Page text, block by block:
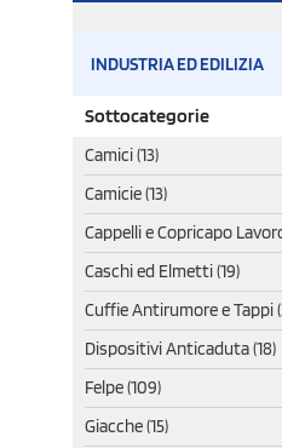
INDUSTRIA ED EDILIZIA
Sottocategorie
Camici (13)
Camicie (13)
Cappelli e Copricapo
Caschi ed Elmetti (19)
Cuffie Antirumore e Tappi
Dispositivi Anticaduta (18)
Felpe (109)
Giacche (15)